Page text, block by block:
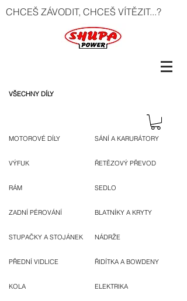
CHCEŠ ZÁVODIT, CHCEŠ VÍTĚZIT...?
VŠECHNY DÍLY
MOTOROVÉ DÍLY
VÝFUK
RÁM
ZADNÍ PÉROVÁNÍ
STUPAČKY A STOJÁNEK
PŘEDNÍ VIDLICE
KOLA
SÁNÍ A KARURÁTORY
ŘETĚZOVÝ PŘEVOD
SEDLO
BLATNÍKY A KRYTY
NÁDRŽE
ŘIDÍTKA A BOWDENY
ELEKTRIKA